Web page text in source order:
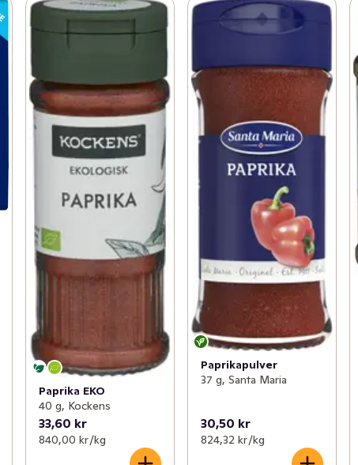
Paprika EKO
40 g, Kockens
33,60 kr
840,00 kr /kg
Paprikapulver
37 g, Santa Maria
30,50 kr
824,32 kr /kg